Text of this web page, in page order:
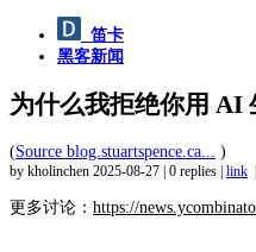
笛卡
黑客新闻
为什么我拒绝你用 AI
(Source blog.stuartspence.ca... )
by kholinchen 2025-08-27 0 replies link
更多讨论： https://